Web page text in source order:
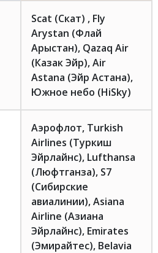
Scat (Скат) , Fly
Arystan (Флай
Арыстан), Qazaq Air
(Казак Эйр), Air
Astana (Эйр Астана),
Южное небо (HiSky)
Аэрофлот, Turkish
Airlines (Туркиш
Эйрлайнс), Lufthansa
(Люфтганза), S7
(Сибирские
авиалинии), Asiana
Airline (Азиана
Эйрлайнс), Emirates
(Эмирайтес), Belavia